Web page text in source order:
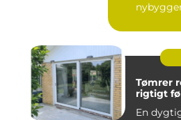
Tømrer
rigtigt
En